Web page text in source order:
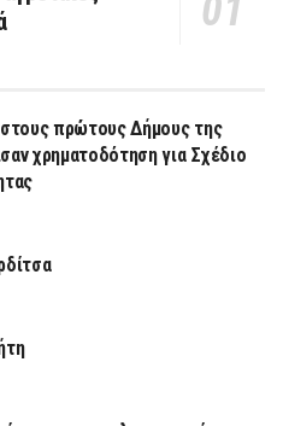
πρώτους Δήμους της
χρηματοδότηση για Σχέδιο